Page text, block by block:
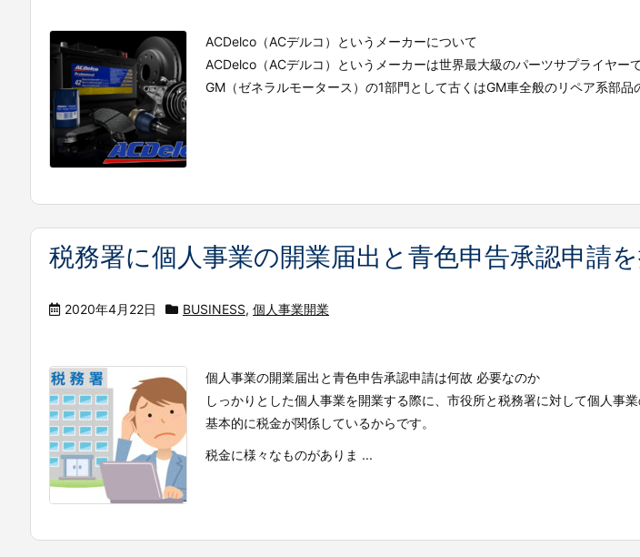
ACDelco（ACデルコ）というメーカーについて
ACDelco（ACデルコ）というメーカーは世界最大級のパーツサプライヤー
GM（ゼネラルモータース）の1部門として古くはGM車全般のリペア系部品
税務署に個人事業の開業届出と青色申告承認申請
2020年4月22日 BUSINESS, 個人事業開業
個人事業の開業届出と青色申告承認申請は何故 必要なのか
しっかりとした個人事業を開業する際に、市役所と税務署に対して個人事
基本的に税金が関係しているからです。
税金に様々なものがありま ...